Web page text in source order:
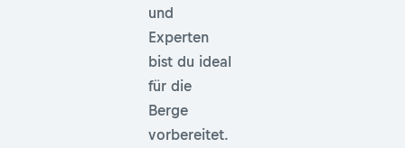
und
Experten
bist du ideal
für die
Berge
vorbereitet.